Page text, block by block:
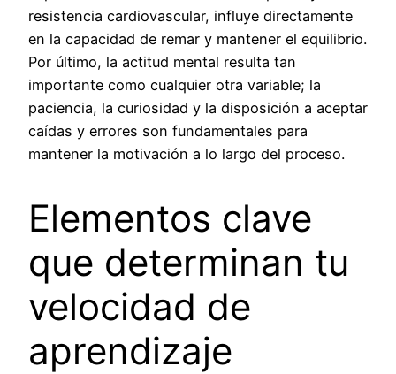
resistencia cardiovascular, influye directamente
en la capacidad de remar y mantener el equilibrio.
Por último, la actitud mental resulta tan
importante como cualquier otra variable; la
paciencia, la curiosidad y la disposición a aceptar
caídas y errores son fundamentales para
mantener la motivación a lo largo del proceso.
Elementos clave
que determinan tu
velocidad de
aprendizaje